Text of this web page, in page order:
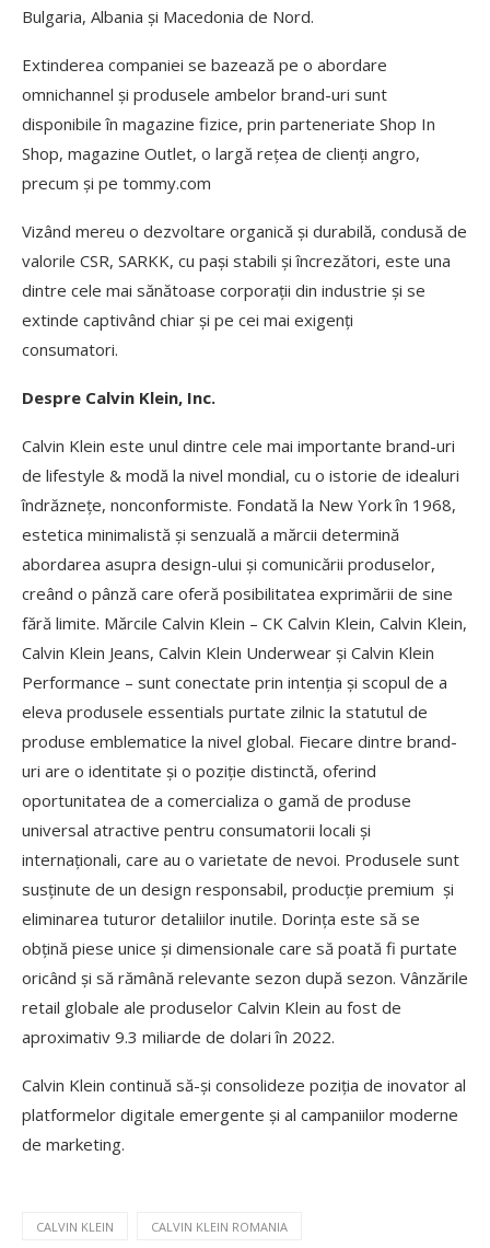
Bulgaria, Albania și Macedonia de Nord.
Extinderea companiei se bazează pe o abordare
omnichannel și produsele ambelor brand-uri sunt
disponibile în magazine fizice, prin parteneriate Shop In
Shop, magazine Outlet, o largă rețea de clienți angro,
precum și pe tommy.com
Vizând mereu o dezvoltare organică și durabilă, condusă de
valorile CSR, SARKK, cu pași stabili și încrezători, este una
dintre cele mai sănătoase corporații din industrie și se
extinde captivând chiar și pe cei mai exigenți
consumatori.
Despre Calvin Klein, Inc.
Calvin Klein este unul dintre cele mai importante brand-uri
de lifestyle & modă la nivel mondial, cu o istorie de idealuri
îndrăznețe, nonconformiste. Fondată la New York în 1968,
estetica minimalistă și senzuală a mărcii determină
abordarea asupra design-ului și comunicării produselor,
creând o pânză care oferă posibilitatea exprimării de sine
fără limite. Mărcile Calvin Klein – CK Calvin Klein, Calvin Klein,
Calvin Klein Jeans, Calvin Klein Underwear și Calvin Klein
Performance – sunt conectate prin intenția și scopul de a
eleva produsele essentials purtate zilnic la statutul de
produse emblematice la nivel global. Fiecare dintre brand-
uri are o identitate și o poziție distinctă, oferind
oportunitatea de a comercializa o gamă de produse
universal atractive pentru consumatorii locali și
internaționali, care au o varietate de nevoi. Produsele sunt
susținute de un design responsabil, producție premium și
eliminarea tuturor detaliilor inutile. Dorința este să se
obțină piese unice și dimensionale care să poată fi purtate
oricând și să rămână relevante sezon după sezon. Vânzările
retail globale ale produselor Calvin Klein au fost de
aproximativ 9.3 miliarde de dolari în 2022.
Calvin Klein continuă să-și consolideze poziția de inovator al
platformelor digitale emergente și al campaniilor moderne
de marketing.
CALVIN KLEIN CALVIN KLEIN ROMANIA